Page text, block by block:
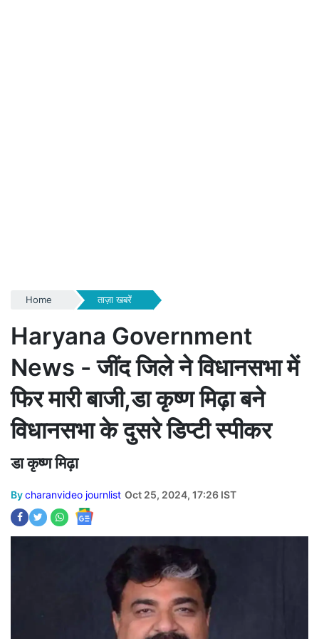
Home ताज़ा खबरें
Haryana Government
News - जींद जिले ने विधानसभा में
फिर मारी बाजी,डा कृष्ण मिढ़ा बने
विधानसभा के दुसरे डिप्टी स्पीकर
डा कृष्ण मिढ़ा
Bycharanvideo journlist Oct 25, 2024, 17:26 IST